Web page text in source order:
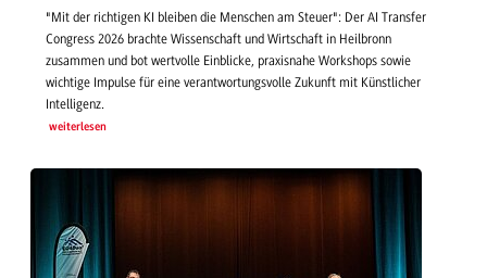
"Mit der richtigen KI bleiben die Menschen am Steuer": Der AI Transfer
Congress 2026 brachte Wissenschaft und Wirtschaft in Heilbronn
zusammen und bot wertvolle Einblicke, praxisnahe Workshops sowie
wichtige Impulse für eine verantwortungsvolle Zukunft mit Künstlicher
Intelligenz.
weiterlesen